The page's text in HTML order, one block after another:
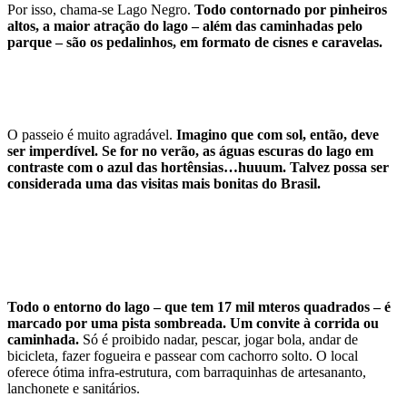
Por isso, chama-se Lago Negro. Todo contornado por pinheiros
altos, a maior atração do lago – além das caminhadas pelo
parque – são os pedalinhos, em formato de cisnes e caravelas.
O passeio é muito agradável. Imagino que com sol, então, deve
ser imperdível. Se for no verão, as águas escuras do lago em
contraste com o azul das hortênsias…huuum. Talvez possa ser
considerada uma das visitas mais bonitas do Brasil.
Todo o entorno do lago – que tem 17 mil mteros quadrados – é
marcado por uma pista sombreada. Um convite à corrida ou
caminhada. Só é proibido nadar, pescar, jogar bola, andar de
bicicleta, fazer fogueira e passear com cachorro solto. O local
oferece ótima infra-estrutura, com barraquinhas de artesananto,
lanchonete e sanitários.